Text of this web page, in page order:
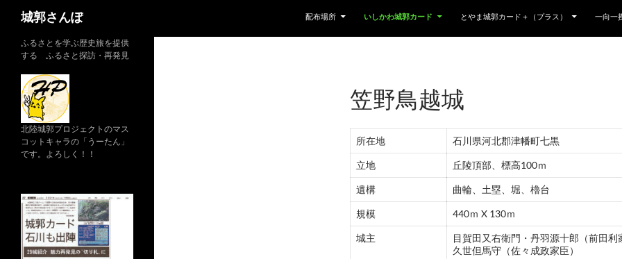
城郭さんぽ 配布場所 いしかわ城郭カード とやま城郭カード＋（プラス） 一向一
笠野鳥越城
所在地 石川県河北郡津幡町七黒
立地 丘陵頂部、標高100ｍ
遺構 曲輪、土塁、堀、櫓台
規模 440ｍ X 130ｍ
城主
目賀田又右衛門・丹羽源十郎（前田利
久世但馬守（佐々成政家臣）
ふるさとを学ぶ歴史旅を提供
する ふるさと探訪・再発見
北陸城郭プロジェクトのマス
コットキャラの「うーたん」
です。よろしく！！